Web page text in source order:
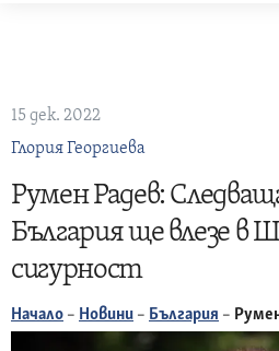
15 дек. 2022
Глория Георгиева
Румен Радев:
България ще влезе в
сигурност
Начало – Новини – България –